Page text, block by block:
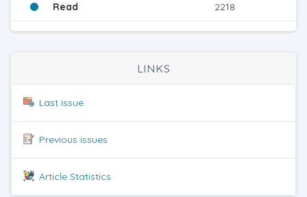
Read 2218
LINKS
Last issue
Previous issues
Article Statistics